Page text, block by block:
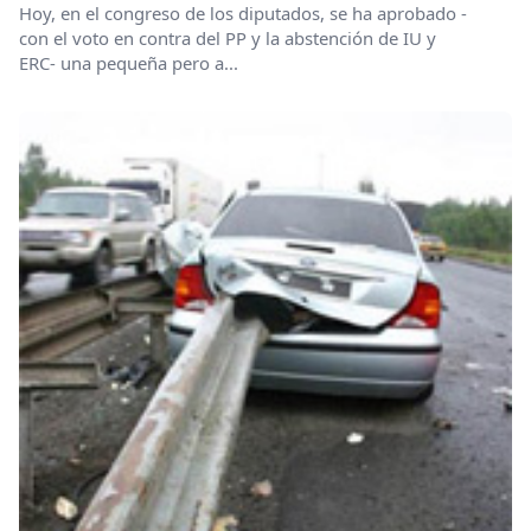
Hoy, en el congreso de los diputados, se ha aprobado -
con el voto en contra del PP y la abstención de IU y
ERC- una pequeña pero a...